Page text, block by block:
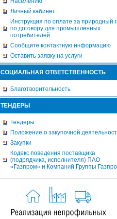
Личный кабинет
Инструкция по оплате за природный
по договору для промышленных
потребителей
Сообщите контактную информацию
Оставить заявку на услуги
СОЦИАЛЬНАЯ ОТВЕТСТВЕННОСТЬ
Благотворительность
ТЕНДЕРЫ
Тендеры
Положение о закупочной
Закупки
Кодекс поведения поставщика
(подрядчика, исполнителя) ПАО
«Газпром» и Компаний Группы